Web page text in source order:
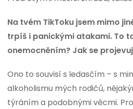
Na tvém TikToku jsem mimo
trpíš i panickými atakami. To
onemocněním? Jak se
Ono to souvisí s ledasčím – s
alkoholismu mých rodičů,
týráním a podobnými věcmi.